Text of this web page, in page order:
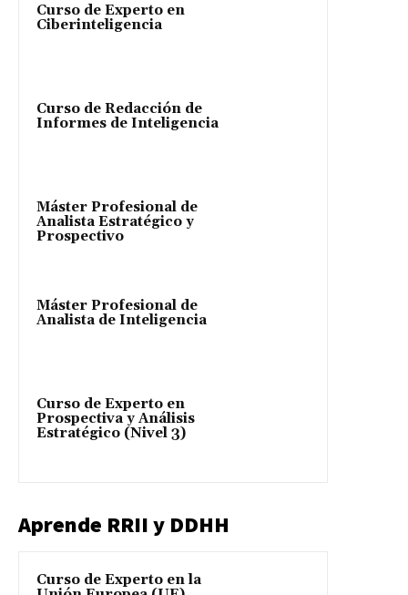
Curso de Experto en
Ciberinteligencia
Curso de Redacción de
Informes de Inteligencia
Máster Profesional de
Analista Estratégico y
Prospectivo
Máster Profesional de
Analista de Inteligencia
Curso de Experto en
Prospectiva y Análisis
Estratégico (Nivel 3)
Aprende RRII y DDHH
Curso de Experto en la